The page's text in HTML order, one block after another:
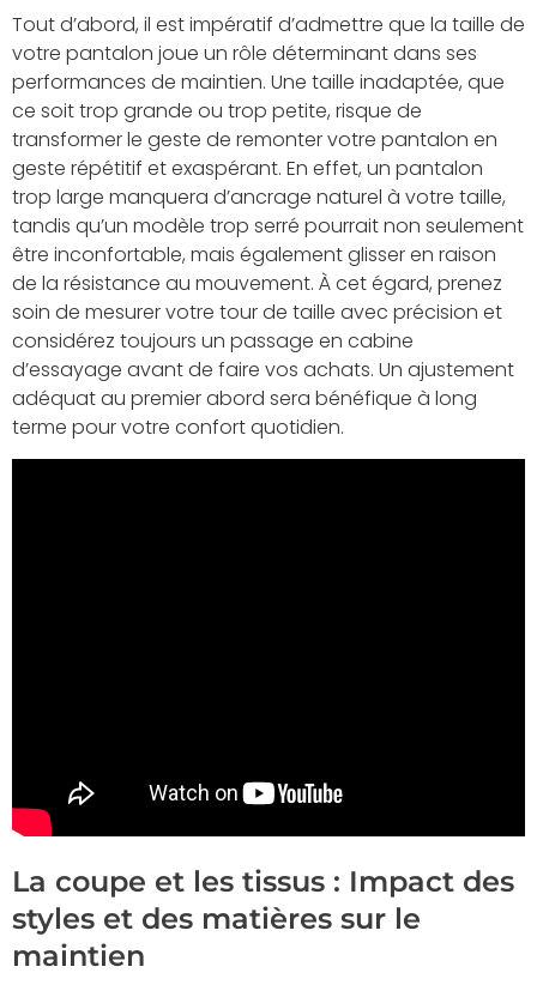
Tout d’abord, il est impératif d’admettre que la taille de
votre pantalon joue un rôle déterminant dans ses
performances de maintien. Une taille inadaptée, que
ce soit trop grande ou trop petite, risque de
transformer le geste de remonter votre pantalon en
geste répétitif et exaspérant. En effet, un pantalon
trop large manquera d’ancrage naturel à votre taille,
tandis qu’un modèle trop serré pourrait non seulement
être inconfortable, mais également glisser en raison
de la résistance au mouvement. À cet égard, prenez
soin de mesurer votre tour de taille avec précision et
considérez toujours un passage en cabine
d’essayage avant de faire vos achats. Un ajustement
adéquat au premier abord sera bénéfique à long
terme pour votre confort quotidien.
La coupe et les tissus : Impact des
styles et des matières sur le
maintien